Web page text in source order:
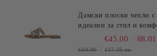
Дамски плоски чехли
идеални за стил и
лятото TT.BAGATT
€45.00
€60.00 117.35 лв.